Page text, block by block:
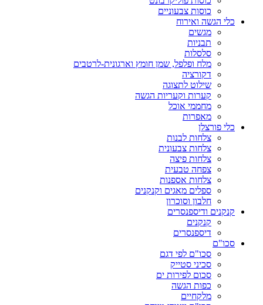
כוסות צבעוניים
כלי הגשה ואירוח
מגשים
תבניות
סלסלות
מלח ופלפל, שמן חומץ וארגונית-לרטבים
דקורציה
שילוט לתצוגה
קערות וקעריות הגשה
מחממי אוכל
מאפרות
כלי פורצלן
צלחות לבנות
צלחות צבעונית
צלחות פיצה
צפחה טבעית
צלחות אספנות
ספלים מאגים וקנקנים
חלבון וסוכרון
קנקנים ודיספנסרים
קנקנים
דיספנסרים
סכו"ם
סכו"ם לפי דגם
סכיני סטייק
סכום לפירות ים
כפות הגשה
מלקחיים